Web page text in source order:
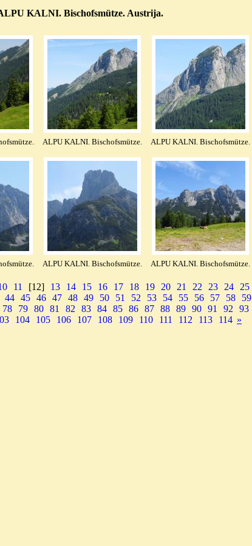
KALNI. Bischofsmütze. Austrija.
ALPU KALNI. Bischofsmütze. ALPU KALNI. Bischofsmütze.
ALPU KALNI. Bischofsmütze. ALPU KALNI. Bischofsmütze.
11 [12] 13 14 15 16 17 18 19 20 21 22 23 24 25
44 45 46 47 48 49 50 51 52 53 54 55 56 57 58 59
78 79 80 81 82 83 84 85 86 87 88 89 90 91 92 93
104 105 106 107 108 109 110 111 112 113 114 »